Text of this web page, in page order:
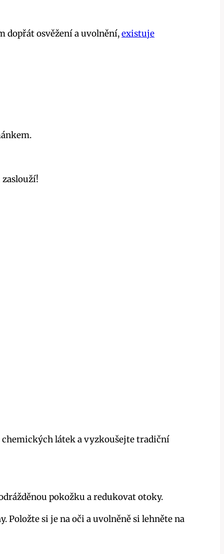
dopřát osvěžení a uvolnění,existuje
chemických látek a vyzkoušejte tradiční
pokožku a redukovat otoky.
Položte si je na oči a uvolněně si lehněte na